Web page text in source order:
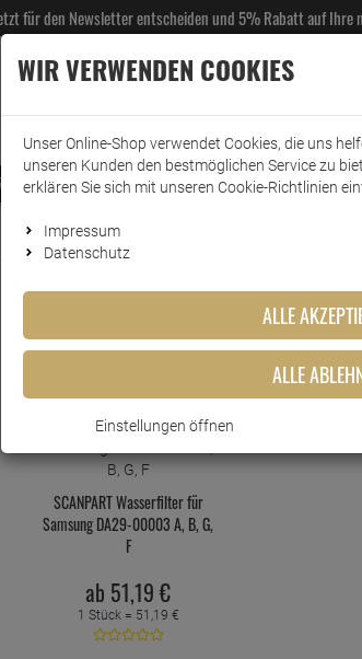
für den Newsletter entscheiden und 5% Rabatt auf Ihre
HOTEL- & GASTROBEDARF DROGERIE KÜCHE &
SCANPART Wasserfilter für
Samsung DA29-00003 A, B, G,
F
ab 51,19 €
1 Stück = 51,19 €
WIR VERWENDEN COOKIES
Unser Online-Shop verwendet Cookies, die uns
unseren Kunden den bestmöglichen Service zu
erklären Sie sich mit unseren Cookie-Richtlinien
Impressum
Datenschutz
ALLE
ALLE
Einstellungen öffnen